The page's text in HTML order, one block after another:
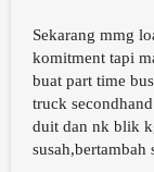
Sekarang mmg
komitment tapi
buat part time
truck
duit dan nk blik